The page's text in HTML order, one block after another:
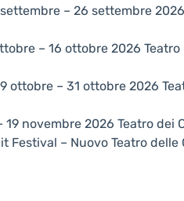
– 26 settembre
– 16 ottobre 2026 Teatro
ottobre – 31 ottobre 2026
novembre 2026 Teatro dei
– Nuovo Teatro delle